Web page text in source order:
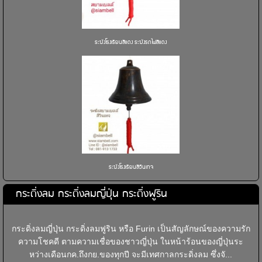
ระฆังโรงเรียนสีแดง ระฆังรถไฟสีแดง
ระฆังโรงเรียนสีวินเทจ
กระดิ่งลม กระดิ่งลมญี่ปุ่น กระดิ่งฟูริน
กระดิ่งลมญี่ปุ่น กระดิ่งลมฟูริน หรือ Furin เป็นสัญลักษณ์ของความรัก
ความโชคดี ตามความเชื่อของชาวญี่ปุ่น ในหน้าร้อนของญี่ปุ่นระ
หว่างเดือนกค.ถึงกย.ของทุกปี จะมีเทศกาลกระดิ่งลม ซึ่งจั...